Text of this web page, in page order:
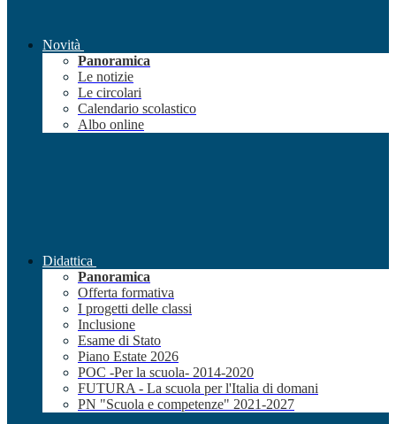
Novità
Panoramica
Le notizie
Le circolari
Calendario scolastico
Albo online
Didattica
Panoramica
Offerta formativa
I progetti delle classi
Inclusione
Esame di Stato
Piano Estate 2026
POC -Per la scuola- 2014-2020
FUTURA - La scuola per l'Italia di domani
PN "Scuola e competenze" 2021-2027